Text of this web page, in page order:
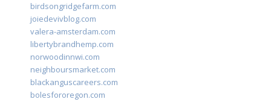
birdsongridgefarm.com
joiedevivblog.com
valera-amsterdam.com
libertybrandhemp.com
norwoodinnwi.com
neighboursmarket.com
blackanguscareers.com
bolesfororegon.com